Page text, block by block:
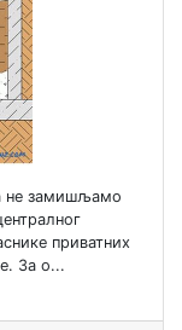
не замишљамо
приватних
За о...